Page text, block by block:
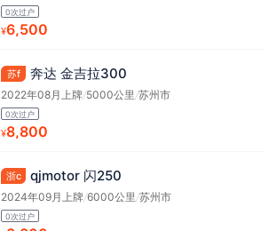
0次过户
¥6,500
苏f 奔达 金吉拉300
2022年08月上牌/5000公里 /苏州市
0次过户
¥8,800
浙c qjmotor 闪250
2024年09月上牌/6000公里 /苏州市
0次过户